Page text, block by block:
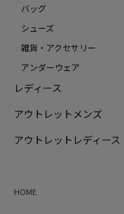
バッグ
シューズ
雑貨・アクセサリー
アンダーウェア
レディース
アウトレットメンズ
アウトレットレディース
HOME